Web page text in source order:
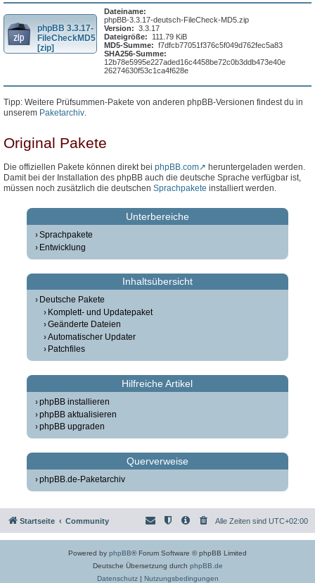
phpBB 3.3.17-
FileCheckMD5
[zip]
Dateiname:
phpBB-3.3.17-deutsch-FileCheck-MD5.zip
Version: 3.3.17
Dateigröße:
111.79 KiB
MD5-Summe: f7dfcb77051f376c5f049d762fec5a83
SHA256-Summe:
12b78e5995e227aded16c4458be72c0b3ddb473e40e
26274630f53c1ca4f628e
Tipp: Weitere Prüfsummen-Pakete von anderen phpBB-Versionen findest du in
unserem Paketarchiv.
Original Pakete
Die offiziellen Pakete können direkt bei phpBB.com
heruntergeladen werden.
Damit bei der Installation des phpBB auch die deutsche Sprache verfügbar ist,
müssen noch zusätzlich die deutschen Sprachpakete installiert werden.
Unterbereiche
Sprachpakete
Entwicklung
Inhaltsübersicht
Deutsche Pakete
Komplett- und Updatepaket
Geänderte Dateien
Automatischer Updater
Patchfiles
Hilfreiche Artikel
phpBB installieren
phpBB aktualisieren
phpBB upgraden
Querverweise
phpBB.de-Paketarchiv
Startseite Community Alle Zeiten sind UTC+02:00
Powered by phpBB® Forum Software © phpBB Limited
Deutsche Übersetzung durch phpBB.de
Datenschutz| Nutzungsbedingungen